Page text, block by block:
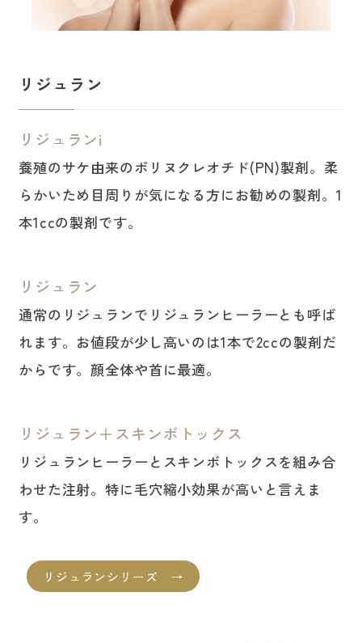
リジュラン
リジュランi
養殖のサケ由来のポリヌクレオチド(PN)製剤。柔
らかいため目周りが気になる方にお勧めの製剤。1
本1ccの製剤です。
リジュラン
通常のリジュランでリジュランヒーラーとも呼ば
れます。お値段が少し高いのは1本で2ccの製剤だ
からです。顔全体や首に最適。
リジュラン＋スキンボトックス
リジュランヒーラーとスキンボトックスを組み合
わせた注射。特に毛穴縮小効果が高いと言えま
す。
リジュランシリーズ →